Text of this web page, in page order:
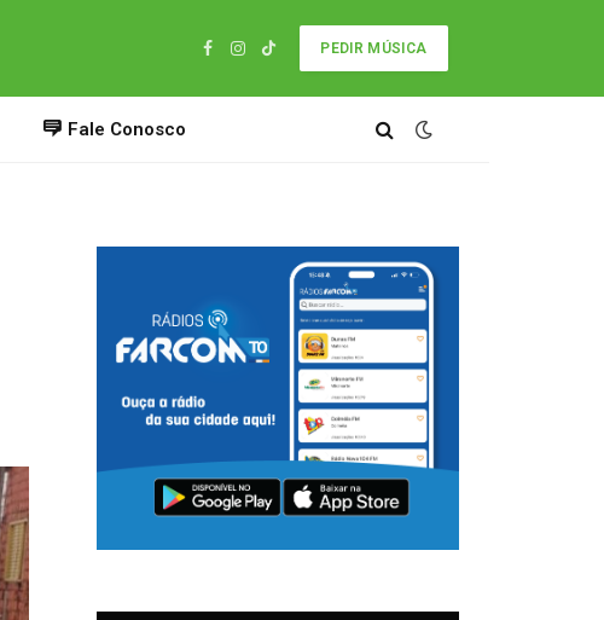
Facebook
Instagram
TikTok
PEDIR MÚSICA
Fale Conosco